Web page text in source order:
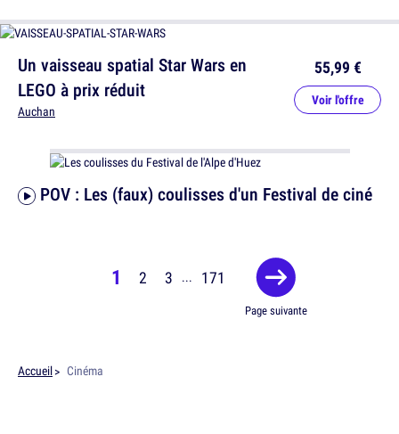
Un vaisseau spatial Star Wars en
LEGO à prix réduit
Auchan
55,99 €
Voir l'offre
POV : Les (faux) coulisses d'un Festival de ciné
1 2 3 ... 171
Page suivante
Accueil Cinéma